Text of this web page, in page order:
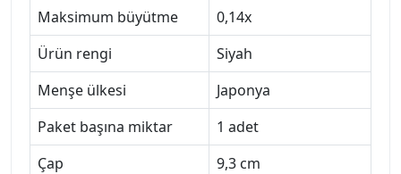
Maksimum büyütme
0,14x
Ürün rengi
Siyah
Menşe ülkesi
Japonya
Paket başına miktar
1 adet
Çap
9,3 cm